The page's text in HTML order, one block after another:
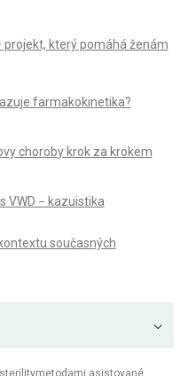
projekt, který pomáhá ženám
farmakokinetika?
choroby krok za krokem
VWD − kazuistika
současných
asistované